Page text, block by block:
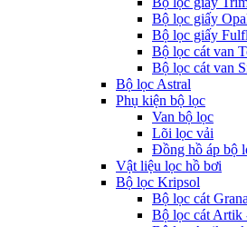
Bộ lọc giấy
Bộ lọc giấy
Bộ lọc cát van
Bộ lọc cát van
Bộ lọc Astral
Phụ kiện bộ lọc
Van bộ lọc
Lõi lọc vải
Đồng hồ áp bộ
Vật liệu lọc hồ bơi
Bộ lọc Kripsol
Bộ lọc cát
Bộ lọc cát Artik